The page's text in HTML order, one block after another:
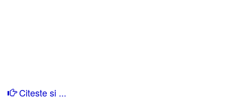
Citeste si ...